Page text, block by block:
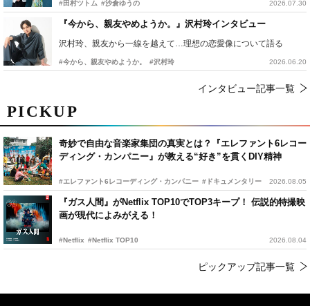
PICKUP
奇妙で自由な音楽家集団の真実とは？『エレファント6レコー
ディング・カンパニー』が教える“好き”を貫くDIY精神
#エレファント6レコーディング・カンパニー #ドキュメンタリー 2026.08.05
『ガス人間』がNetflix TOP10でTOP3キープ！ 伝説的特撮映
画が現代によみがえる！
#Netflix #Netflix TOP10 2026.08.04
ピックアップ記事一覧
#田村ツトム #沙倉ゆうの 2026.07.30
『今から、親友やめようか。』沢村玲インタビュー
沢村玲、親友から一線を越えて…理想の恋愛像について語る
#今から、親友やめようか。 #沢村玲 2026.06.20
インタビュー記事一覧